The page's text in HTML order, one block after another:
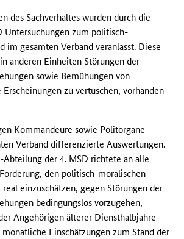
des Sachverhaltes wurden durch die
Untersuchungen zum politisch-
im gesamten Verband veranlasst. Diese
anderen Einheiten Störungen der
sowie Bemühungen von
zu vertuschen, vorhanden
Kommandeure sowie Politorgane
Verband differenzierte Auswertungen.
der 4. MSD richtete an alle
den politisch-moralischen
einzuschätzen, gegen Störungen der
bedingungslos vorzugehen,
Angehörigen älterer Diensthalbjahre
Einschätzungen zum Stand der